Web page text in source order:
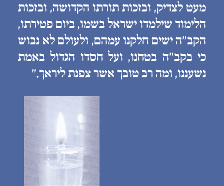
מעט לצדיק, ובזכות תורתו הקדושה, ובזכות
הלימוד שילמדו ישראל בשמו, ביום פטירתו,
הקב״ה ישים חלקנו עמהם, ולעולם לא נבוש
כי בקב״ה בטחנו, ועל חסדו הגדול באמת
נשעננו, ומה רב טובך אשר צפנת ליראך.״